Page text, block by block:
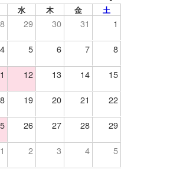
水 木 金 土
29 30 31 1
4 5 6 7 8
12 13 14 15
19 20 21 22
26 27 28 29
1 2 3 4 5